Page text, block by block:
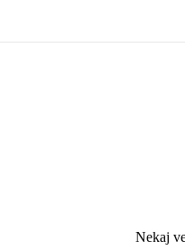
Nekaj